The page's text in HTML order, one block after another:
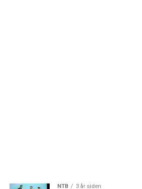
NTB 3 år siden